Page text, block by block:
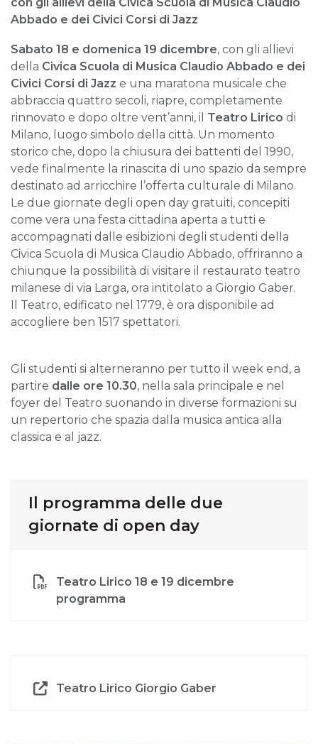
con gli allievi della Civica Scuola di Musica Claudio
Abbado e dei Civici Corsi di Jazz
Sabato 18 e domenica 19 dicembre, con gli allievi
della Civica Scuola di Musica Claudio Abbado e dei
Civici Corsi di Jazz e una maratona musicale che
abbraccia quattro secoli, riapre, completamente
rinnovato e dopo oltre vent’anni, il Teatro Lirico di
Milano, luogo simbolo della città. Un momento
storico che, dopo la chiusura dei battenti del 1990,
vede finalmente la rinascita di uno spazio da sempre
destinato ad arricchire l’offerta culturale di Milano.
Le due giornate degli open day gratuiti, concepiti
come vera una festa cittadina aperta a tutti e
accompagnati dalle esibizioni degli studenti della
Civica Scuola di Musica Claudio Abbado, offriranno a
chiunque la possibilità di visitare il restaurato teatro
milanese di via Larga, ora intitolato a Giorgio Gaber.
Il Teatro, edificato nel 1779, è ora disponibile ad
accogliere ben 1517 spettatori.
Gli studenti si alterneranno per tutto il week end, a
partire dalle ore 10.30, nella sala principale e nel
foyer del Teatro suonando in diverse formazioni su
un repertorio che spazia dalla musica antica alla
classica e al jazz.
Il programma delle due
giornate di open day
Teatro Lirico 18 e 19 dicembre
programma
Teatro Lirico Giorgio Gaber